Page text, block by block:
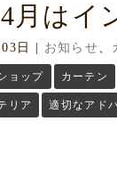
月はイ
日 お知らせ、
ョップ カーテン
リア 適切なアド